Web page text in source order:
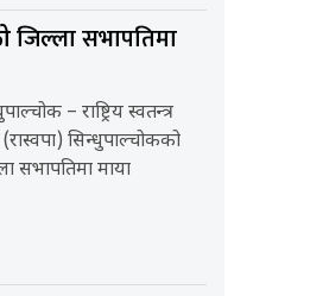
जिल्ला सभापतिमा
– राष्ट्रिय स्वतन्त्र
(रास्वपा) सिन्धुपाल्चोकको
सभापतिमा माया